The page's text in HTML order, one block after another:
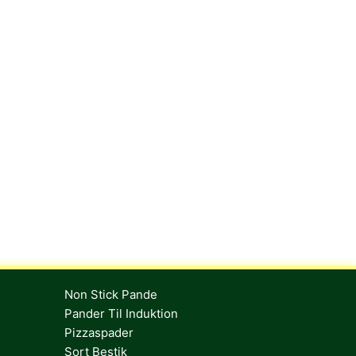
Non Stick Pande
Pander Til Induktion
Pizzaspader
Sort Bestik